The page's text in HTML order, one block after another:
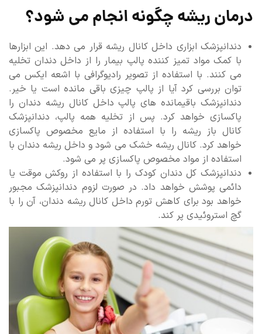
درمان ریشه چگونه انجام می شود؟
دندانپزشک ابزاری داخل کانال ریشه قرار می دهد. این ابزارها
با کمک مواد تمیز کننده پالپ بیمار را از داخل دندان تخلیه
می کنند. با استفاده از تصویر رادیوگرافی با اشعه ایکس می
توان بررسی کرد آیا از پالپ چیزی باقی مانده است یا خیر.
دندانپزشک باقیمانده های پالپ داخل کانال ریشه دندان را
پاکسازی خواهد کرد. پس از تخلیه همه پالپ، دندانپزشک
کانال باز ریشه را با استفاده از مایع مخصوص پاکسازی
خواهد کرد. کانال ریشه خشک می شود و داخل ریشه دندان با
استفاده از مواد مخصوص پاکسازی پر می شود.
دندانپزشک کل دندان کودک را با استفاده از روکش موقت یا
دائمی پوشش خواهد داد. در صورت لزوم دندانپزشک مجبور
خواهد بود برای کاهش تورم داخل کانال ریشه دندان، آن را با
گچ استروئیدی پر کند.